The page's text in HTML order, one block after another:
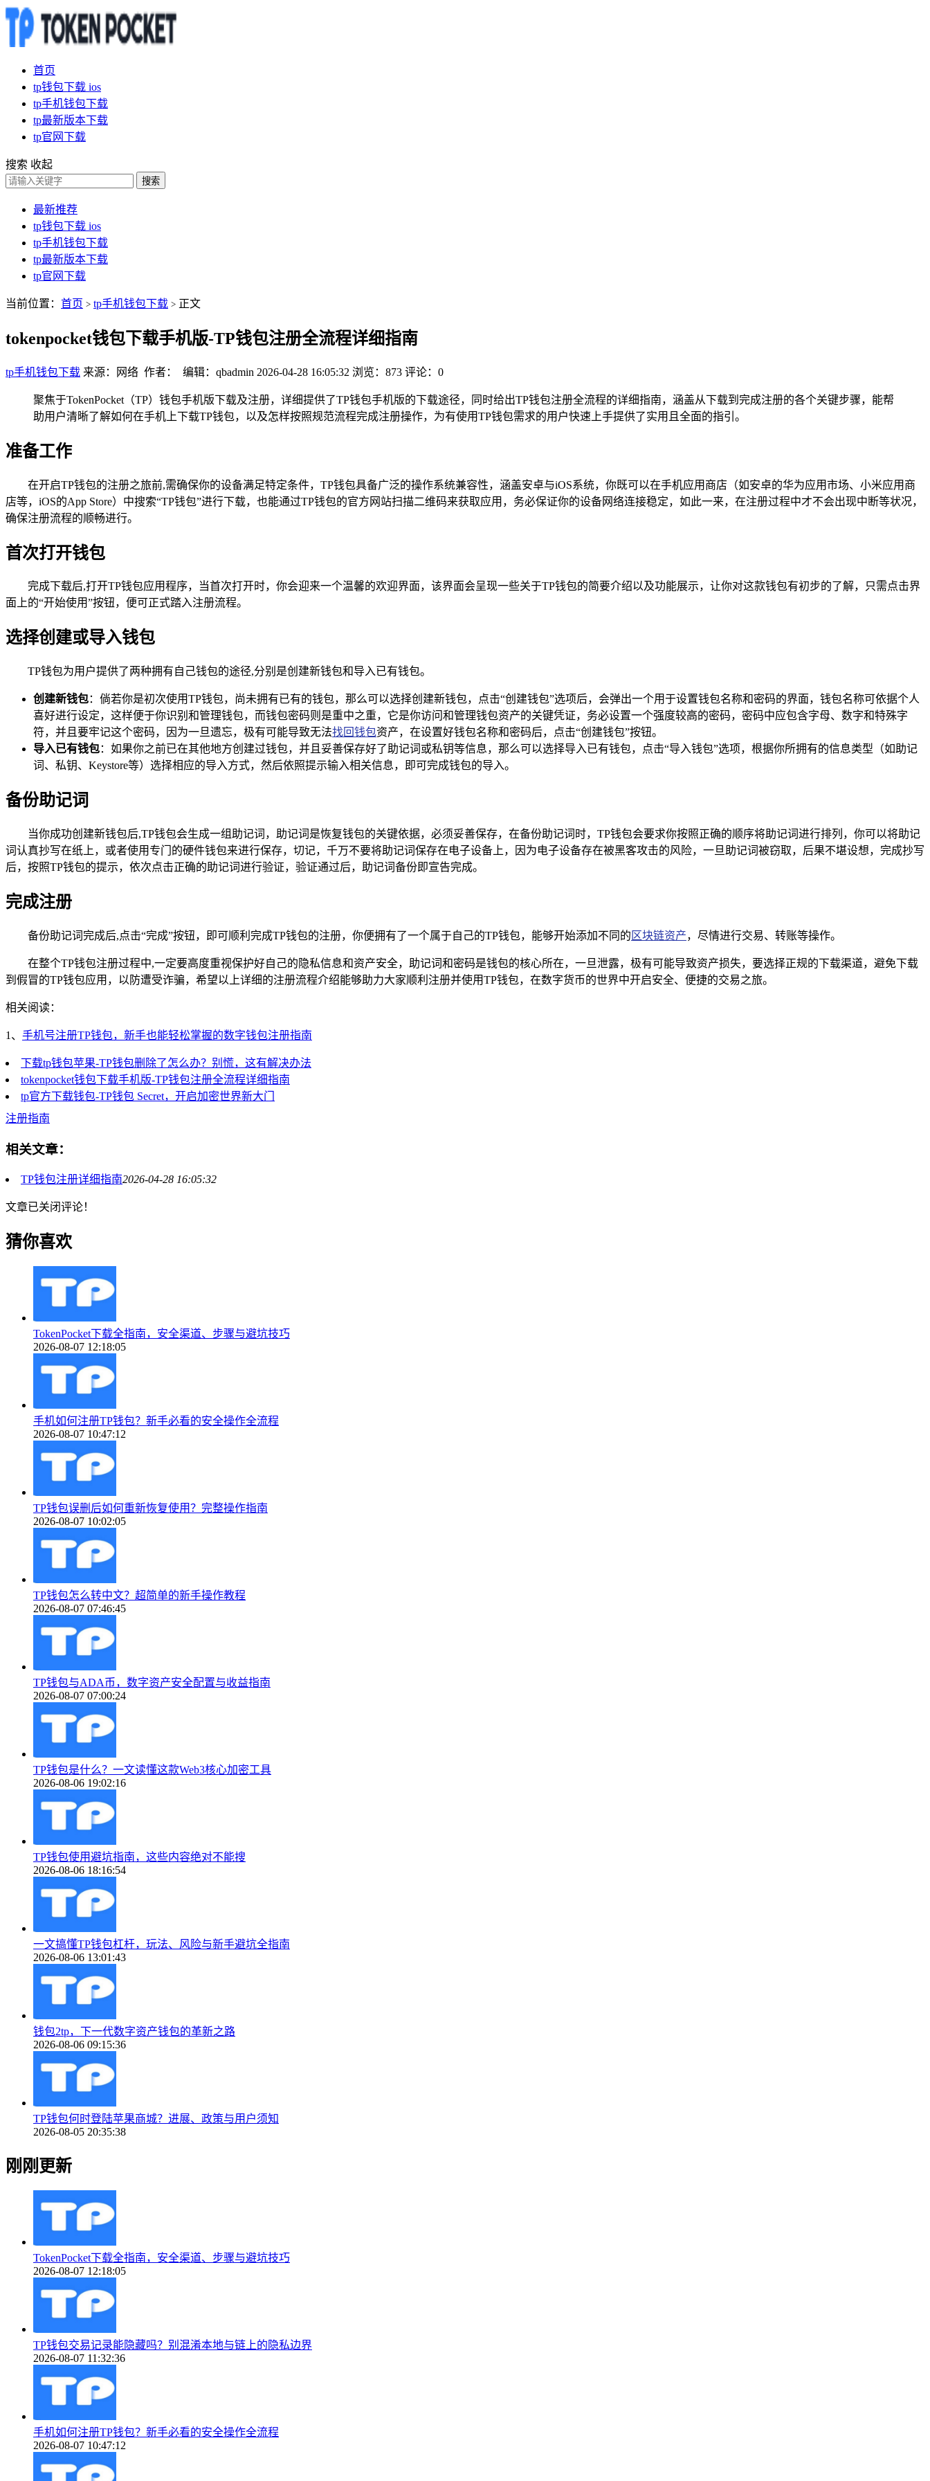
首页
tp钱包下载 ios
tp手机钱包下载
tp最新版本下载
tp官网下载
搜索 收起
搜索
最新推荐
tp钱包下载 ios
tp手机钱包下载
tp最新版本下载
tp官网下载
当前位置： 首页 > tp手机钱包下载 > 正文
tokenpocket钱包下载手机版-TP钱包注册全流程详细指南
tp手机钱包下载 来源：网络 作者： 编辑：qbadmin 2026-04-28 16:05:32 浏览：873 评论：0
聚焦于TokenPocket（TP）钱包手机版下载及注册，详细提供了TP钱包手机版的下载途径，同时给出TP钱包注册全流程的详细指南，涵盖从下载到完成注册的各个关键步骤，能帮
助用户清晰了解如何在手机上下载TP钱包，以及怎样按照规范流程完成注册操作，为有使用TP钱包需求的用户快速上手提供了实用且全面的指引。
准备工作
在开启TP钱包的注册之旅前,需确保你的设备满足特定条件，TP钱包具备广泛的操作系统兼容性，涵盖安卓与iOS系统，你既可以在手机应用商店（如安卓的华为应用市场、小米应用商
店等，iOS的App Store）中搜索“TP钱包”进行下载，也能通过TP钱包的官方网站扫描二维码来获取应用，务必保证你的设备网络连接稳定，如此一来，在注册过程中才不会出现中断等状况，
确保注册流程的顺畅进行。
首次打开钱包
完成下载后,打开TP钱包应用程序，当首次打开时，你会迎来一个温馨的欢迎界面，该界面会呈现一些关于TP钱包的简要介绍以及功能展示，让你对这款钱包有初步的了解，只需点击界
面上的“开始使用”按钮，便可正式踏入注册流程。
选择创建或导入钱包
TP钱包为用户提供了两种拥有自己钱包的途径,分别是创建新钱包和导入已有钱包。
创建新钱包：倘若你是初次使用TP钱包，尚未拥有已有的钱包，那么可以选择创建新钱包，点击“创建钱包”选项后，会弹出一个用于设置钱包名称和密码的界面，钱包名称可依据个人
喜好进行设定，这样便于你识别和管理钱包，而钱包密码则是重中之重，它是你访问和管理钱包资产的关键凭证，务必设置一个强度较高的密码，密码中应包含字母、数字和特殊字
符，并且要牢记这个密码，因为一旦遗忘，极有可能导致无法找回钱包资产，在设置好钱包名称和密码后，点击“创建钱包”按钮。
导入已有钱包：如果你之前已在其他地方创建过钱包，并且妥善保存好了助记词或私钥等信息，那么可以选择导入已有钱包，点击“导入钱包”选项，根据你所拥有的信息类型（如助记
词、私钥、Keystore等）选择相应的导入方式，然后依照提示输入相关信息，即可完成钱包的导入。
备份助记词
当你成功创建新钱包后,TP钱包会生成一组助记词，助记词是恢复钱包的关键依据，必须妥善保存，在备份助记词时，TP钱包会要求你按照正确的顺序将助记词进行排列，你可以将助记
词认真抄写在纸上，或者使用专门的硬件钱包来进行保存，切记，千万不要将助记词保存在电子设备上，因为电子设备存在被黑客攻击的风险，一旦助记词被窃取，后果不堪设想，完成抄写
后，按照TP钱包的提示，依次点击正确的助记词进行验证，验证通过后，助记词备份即宣告完成。
完成注册
备份助记词完成后,点击“完成”按钮，即可顺利完成TP钱包的注册，你便拥有了一个属于自己的TP钱包，能够开始添加不同的 区块链资产，尽情进行交易、转账等操作。
在整个TP钱包注册过程中,一定要高度重视保护好自己的隐私信息和资产安全，助记词和密码是钱包的核心所在，一旦泄露，极有可能导致资产损失，要选择正规的下载渠道，避免下载
到假冒的TP钱包应用，以防遭受诈骗，希望以上详细的注册流程介绍能够助力大家顺利注册并使用TP钱包，在数字货币的世界中开启安全、便捷的交易之旅。
相关阅读：
1、 手机号注册TP钱包，新手也能轻松掌握的数字钱包注册指南
下载tp钱包苹果-TP钱包删除了怎么办？别慌，这有解决办法
tokenpocket钱包下载手机版-TP钱包注册全流程详细指南
tp官方下载钱包-TP钱包 Secret，开启加密世界新大门
注册指南
相关文章：
TP钱包注册详细指南2026-04-28 16:05:32
文章已关闭评论！
猜你喜欢
TokenPocket下载全指南，安全渠道、步骤与避坑技巧
2026-08-07 12:18:05
手机如何注册TP钱包？新手必看的安全操作全流程
2026-08-07 10:47:12
TP钱包误删后如何重新恢复使用？完整操作指南
2026-08-07 10:02:05
TP钱包怎么转中文？超简单的新手操作教程
2026-08-07 07:46:45
TP钱包与ADA币，数字资产安全配置与收益指南
2026-08-07 07:00:24
TP钱包是什么？一文读懂这款Web3核心加密工具
2026-08-06 19:02:16
TP钱包使用避坑指南，这些内容绝对不能搜
2026-08-06 18:16:54
一文搞懂TP钱包杠杆，玩法、风险与新手避坑全指南
2026-08-06 13:01:43
钱包2tp，下一代数字资产钱包的革新之路
2026-08-06 09:15:36
TP钱包何时登陆苹果商城？进展、政策与用户须知
2026-08-05 20:35:38
刚刚更新
TokenPocket下载全指南，安全渠道、步骤与避坑技巧
2026-08-07 12:18:05
TP钱包交易记录能隐藏吗？别混淆本地与链上的隐私边界
2026-08-07 11:32:36
手机如何注册TP钱包？新手必看的安全操作全流程
2026-08-07 10:47:12